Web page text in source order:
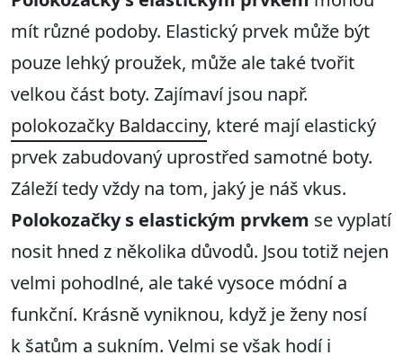
mít různé podoby. Elastický prvek může být
pouze lehký proužek, může ale také tvořit
velkou část boty. Zajímaví jsou např.
polokozačky Baldacciny, které mají elastický
prvek zabudovaný uprostřed samotné boty.
Záleží tedy vždy na tom, jaký je náš vkus.
Polokozačky s elastickým prvkem se vyplatí
nosit hned z několika důvodů. Jsou totiž nejen
velmi pohodlné, ale také vysoce módní a
funkční. Krásně vyniknou, když je ženy nosí
k šatům a sukním. Velmi se však hodí i